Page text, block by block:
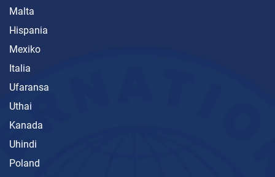
Malta
Hispania
Mexiko
Italia
Ufaransa
Uthai
Kanada
Uhindi
Poland